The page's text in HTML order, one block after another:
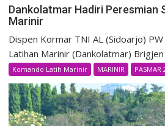
Dankolatmar Hadiri Peresmian
Marinir
Dispen Kormar TNI AL (Sidoarjo)
Latihan Marinir (Dankolatmar)
Komando Latih Marinir MARINIR PASMAR